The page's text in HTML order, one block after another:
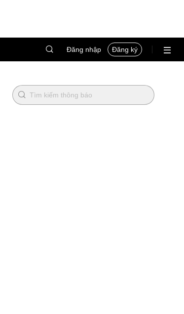
Đăng nhập Đăng ký